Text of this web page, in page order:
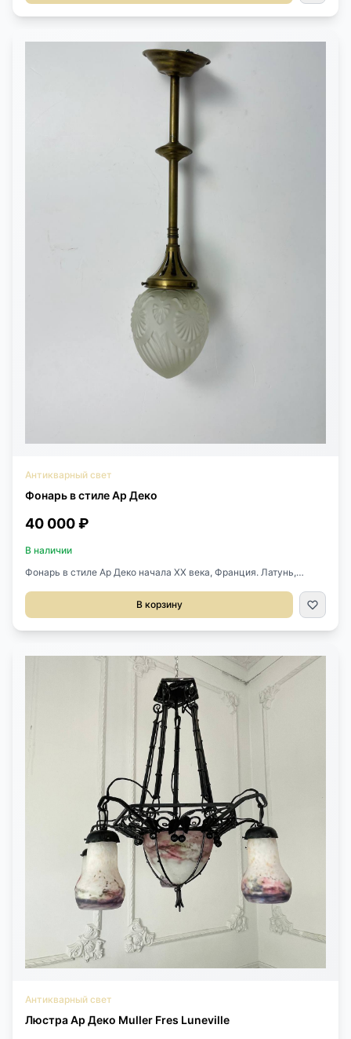
Антикварный свет
Фонарь в стиле Ар Деко
40 000 ₽
В наличии
Фонарь в стиле Ар Деко начала XX века, Франция. Латунь,
см
В корзину
Антикварный свет
Люстра Ар Деко Muller Fres Luneville